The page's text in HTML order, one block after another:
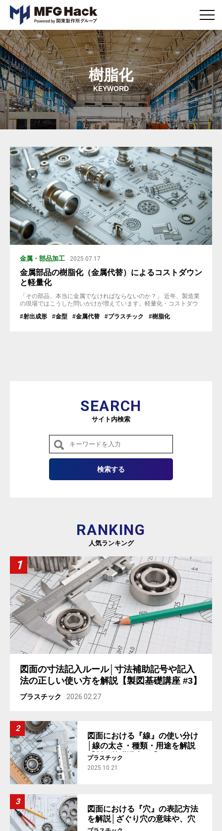
メ
ュ
ー
ボ
タ
ン
樹脂化
KEYWORD
金属・部品加工 2025.07.17
金属部品の樹脂化（金属代替）によるコストダウン
と軽量化
「その部品、本当に金属でなければならないのか？」 近年、製造業
の現場ではこうした問いかけが増えています。軽量化・コストダウ
化」が広く検討されるようになっています。 特に、自動車や医療機
#射出成形 #金型 #金属代替 #プラスチック #樹脂化
SEARCH
サイト内検索
RANKING
人気ランキング
図面の寸法記入ルール│寸法補助記号や記入
法の正しい使い方を解説【製図基礎講座 #3】
プラスチック 2026.02.27
図面における『線』の使い分け
│線の太さ・種類・用途を解説
【製図基礎講座 #2】
プラスチック
2025.10.21
図面における『穴』の表記方法
を解説│ざぐり穴の意味や、穴
の加工指示まで【製図基礎講座